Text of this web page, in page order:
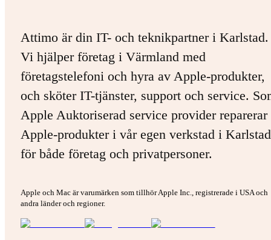
Attimo är din IT- och teknikpartner i Karlstad.
Vi hjälper företag i Värmland med
företagstelefoni och hyra av Apple-produkter,
och sköter IT-tjänster, support och service.
Apple Auktoriserad service provider
Apple-produkter i vår egen verkstad i
för både företag och privatpersoner.
Apple och Mac är varumärken som tillhör Apple Inc., registrerade i USA och
andra länder och regioner.